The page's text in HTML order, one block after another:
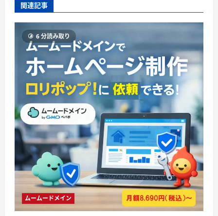
関連記事
6 分読み取り
ムームードメイン